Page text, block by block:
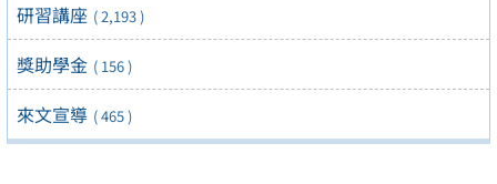
研習講座 ( 2,193 )
獎助學金 ( 156 )
來文宣導 ( 465 )